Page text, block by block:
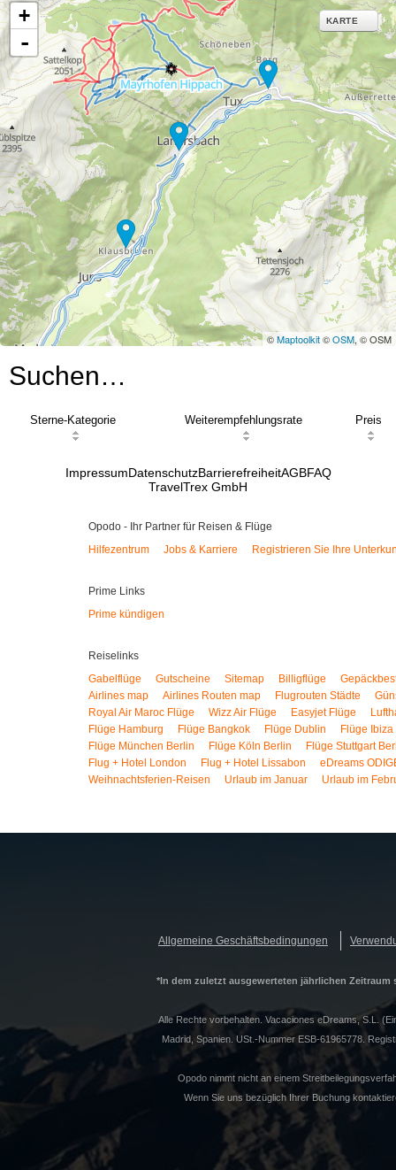
+
-
KARTE
©Maptoolkit©OSM, © OSM
Suchen…
Sterne-Kategorie Weiterempfehlungsrate Preis
ImpressumDatenschutzBarrierefreiheitAGBFAQ
TravelTrex GmbH